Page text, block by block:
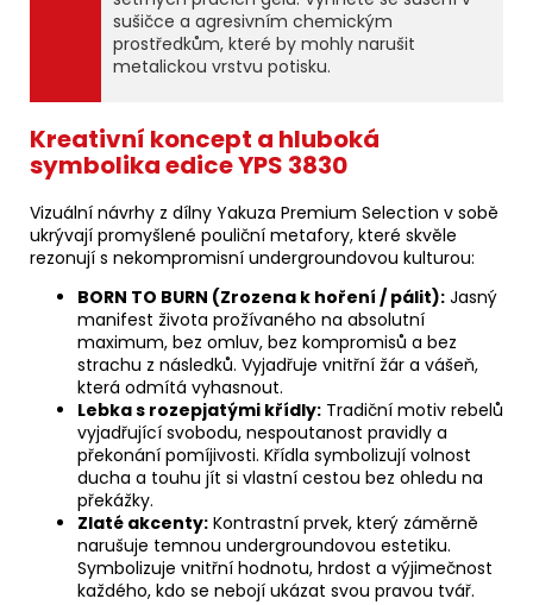
sušičce a agresivním chemickým
prostředkům, které by mohly narušit
metalickou vrstvu potisku.
Kreativní koncept a hluboká
symbolika edice YPS 3830
Vizuální návrhy z dílny Yakuza Premium Selection v sobě
ukrývají promyšlené pouliční metafory, které skvěle
rezonují s nekompromisní undergroundovou kulturou:
BORN TO BURN (Zrozena k hoření / pálit): Jasný
manifest života prožívaného na absolutní
maximum, bez omluv, bez kompromisů a bez
strachu z následků. Vyjadřuje vnitřní žár a vášeň,
která odmítá vyhasnout.
Lebka s rozepjatými křídly: Tradiční motiv rebelů
vyjadřující svobodu, nespoutanost pravidly a
překonání pomíjivosti. Křídla symbolizují volnost
ducha a touhu jít si vlastní cestou bez ohledu na
překážky.
Zlaté akcenty: Kontrastní prvek, který záměrně
narušuje temnou undergroundovou estetiku.
Symbolizuje vnitřní hodnotu, hrdost a výjimečnost
každého, kdo se nebojí ukázat svou pravou tvář.